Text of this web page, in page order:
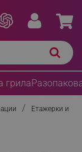
грила
Етажерки и